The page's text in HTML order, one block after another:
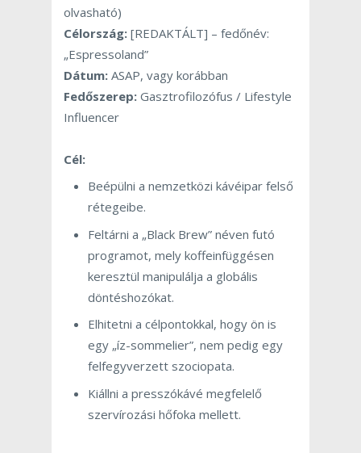
olvasható)
Célország: [REDAKTÁLT] – fedőnév:
„Espressoland”
Dátum: ASAP, vagy korábban
Fedőszerep: Gasztrofilozófus / Lifestyle
Influencer
Cél:
Beépülni a nemzetközi kávéipar felső
rétegeibe.
Feltárni a „Black Brew” néven futó
programot, mely koffeinfüggésen
keresztül manipulálja a globális
döntéshozókat.
Elhitetni a célpontokkal, hogy ön is
egy „íz-sommelier”, nem pedig egy
felfegyverzett szociopata.
Kiállni a presszókávé megfelelő
szervírozási hőfoka mellett.